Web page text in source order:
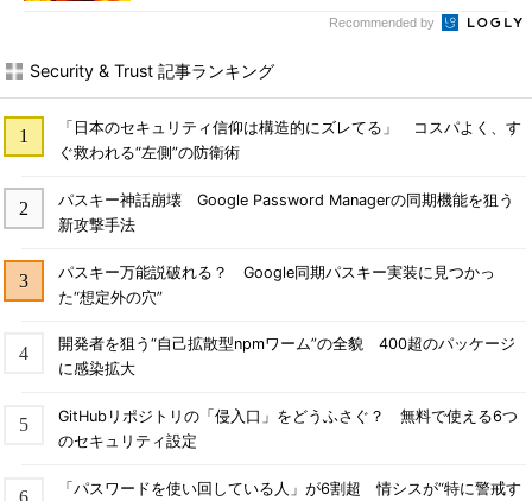
Recommended by
Security & Trust 記事ランキング
「日本のセキュリティ信仰は構造的にズレてる」 コスパよく、す
ぐ救われる“左側”の防衛術
パスキー神話崩壊 Google Password Managerの同期機能を狙う
新攻撃手法
パスキー万能説破れる？ Google同期パスキー実装に見つかっ
た“想定外の穴”
開発者を狙う“自己拡散型npmワーム”の全貌 400超のパッケージ
に感染拡大
GitHubリポジトリの「侵入口」をどうふさぐ？ 無料で使える6つ
のセキュリティ設定
「パスワードを使い回している人」が6割超 情シスが“特に警戒す